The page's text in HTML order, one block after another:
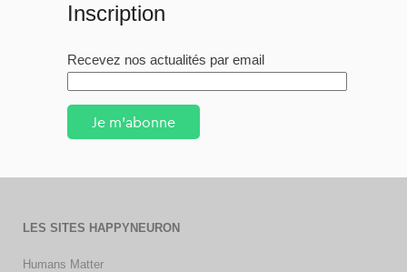
Inscription
Recevez nos actualités par email
Je m'abonne
LES SITES HAPPYNEURON
Humans Matter